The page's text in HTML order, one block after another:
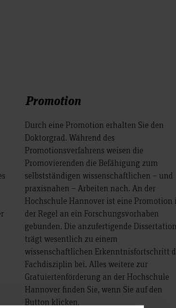
Promotion
Durch eine Promotion erhalten Sie den
Doktorgrad. Während des
Promotionsverfahrens weisen die
Promovierenden die Befähigung zum
selbstständigen wissenschaftlichen – und
praxisnahen – Arbeiten nach. An der
Hochschule Hannover ist eine Promotion
der Regel an ein Forschungsvorhaben
gebunden. Die anzufertigende Dissertation
trägt wesentlich zu einem
wissenschaftlichen Erkenntnisfortschritt
Fachdisziplin bei. Alles weitere zur
Gratuiertenförderung an der Hochschule
Hannover finden Sie, wenn Sie auf den
Button klicken.